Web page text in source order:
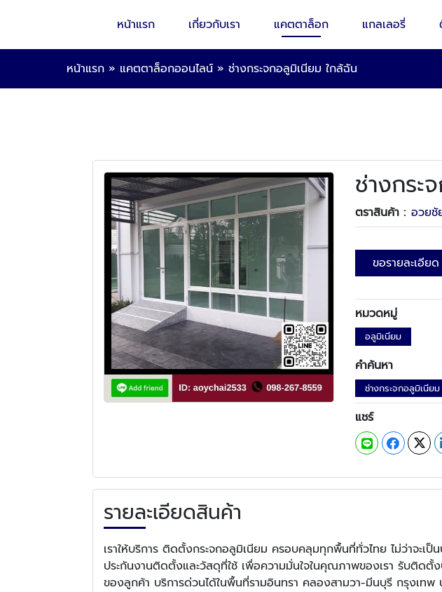
หน้าแรก เกี่ยวกับเรา แคตตาล็อก แกลเลอรี่
หน้าแรก » แคตตาล็อกออนไลน์ » ช่างกระจกอลูมิเนียม ใกล้ฉัน
ช่างกระ
ตราสินค้า : อวยชั
ขอรายละเอียด
หมวดหมู่
อลูมิเนียม
คำค้นหา
ช่างกระจกอลูมิเนีย
แชร์
รายละเอียดสินค้า
เราให้บริการ ติดตั้งกระจกอลูมิเนียม ครอบคลุมทุกพื้นที่ทั่วไทย ไม่ว่าจะเ
ประกันงานติดตั้งและวัสดุที่ใช้ เพื่อความมั่นใจในคุณภาพของเรา รับติด
ของลูกค้า บริการด่วนได้ในพื้นที่รามอินทรา คลองสามวา-มีนบุรี กรุงเทพ